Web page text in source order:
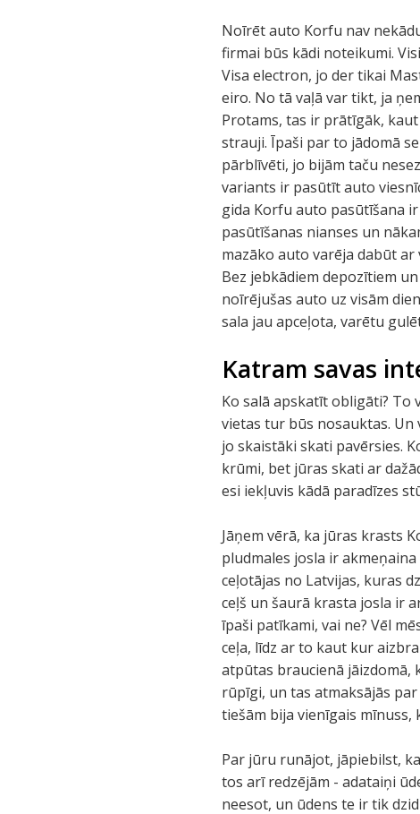
Noīrēt auto Korfu nav
firmai būs kādi noteikumi.
Visa electron, jo der tikai
eiro. No tā vaļā var tikt, ja
Protams, tas ir prātīgāk,
strauji. Īpaši par to jādomā
pārblīvēti, jo bijām taču
variants ir pasūtīt auto
gida Korfu auto pasūtīšana
pasūtīšanas nianses un
mazāko auto varēja dabūt
Bez jebkādiem depozītiem
noīrējušas auto uz visām
sala jau apceļota, varētu
Katram savas
Ko salā apskatīt obligāti? To
vietas tur būs nosauktas. Un
jo skaistāki skati pavērsies.
krūmi, bet jūras skati ar
esi iekļuvis kādā paradīzes
Jāņem vērā, ka jūras krasts
pludmales josla ir
ceļotājas no Latvijas, kuras
ceļš un šaurā krasta josla ir
īpaši patīkami, vai ne? Vēl
ceļa, līdz ar to kaut kur
atpūtas braucienā jāizdomā,
rūpīgi, un tas atmaksājās
tiešām bija vienīgais mīnuss,
Par jūru runājot, jāpiebilst,
tos arī redzējām - adataiņi
neesot, un ūdens te ir tik